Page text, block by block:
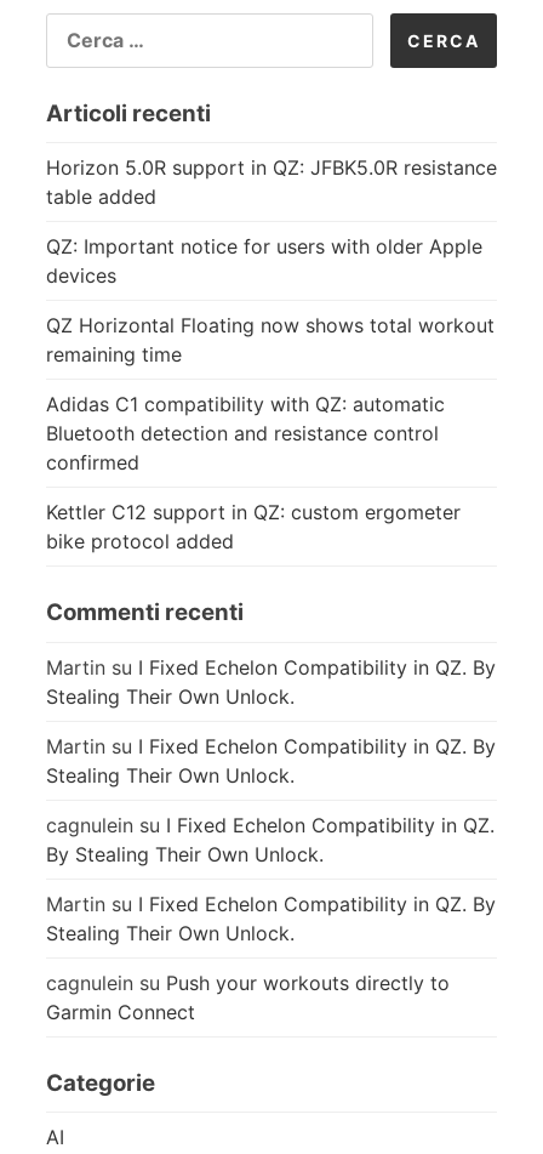
PER:
Articoli recenti
Horizon 5.0R support in QZ: JFBK5.0R resistance
table added
QZ: Important notice for users with older Apple
devices
QZ Horizontal Floating now shows total workout
remaining time
Adidas C1 compatibility with QZ: automatic
Bluetooth detection and resistance control
confirmed
Kettler C12 support in QZ: custom ergometer
bike protocol added
Commenti recenti
Martin su I Fixed Echelon Compatibility in QZ. By
Stealing Their Own Unlock.
Martin su I Fixed Echelon Compatibility in QZ. By
Stealing Their Own Unlock.
cagnulein su I Fixed Echelon Compatibility in QZ.
By Stealing Their Own Unlock.
Martin su I Fixed Echelon Compatibility in QZ. By
Stealing Their Own Unlock.
cagnulein su Push your workouts directly to
Garmin Connect
Categorie
AI